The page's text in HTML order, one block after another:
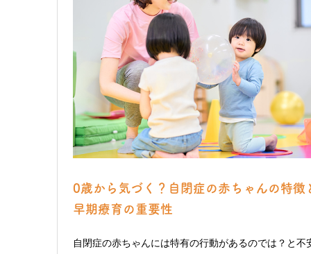
0歳から気づく？自閉症の赤ちゃんの特徴
早期療育の重要性
自閉症の赤ちゃんには特有の行動があるのでは？と不